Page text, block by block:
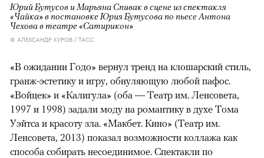
Юрий Бутусов и Марьяна Спивак в сцене из спектакля
«Чайка» в постановке Юрия Бутусова по пьесе Антона
Чехова в театре «Сатирикон»
© АЛЕКСАНДР КУРОВ / ТАСС
«В ожидании Годо» вернул тренд на клошарский стиль,
гранж-эстетику и игру, обнуляющую любой пафос.
«Войцек» и «Калигула» (оба — Театр им. Ленсовета,
1997 и 1998) задали моду на романтику в духе Тома
Уэйтса и красоту зла. «Макбет. Кино» (Театр им.
Ленсовета, 2013) показал возможности коллажа как
способа собирать несоединимое. Спектакли по